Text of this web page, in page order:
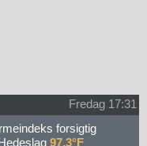
Fredag 17:31
forsigtig
97.3°F